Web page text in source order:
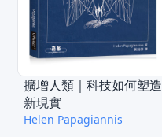
擴增人類｜科技如何塑造
新現實
Helen Papagiannis